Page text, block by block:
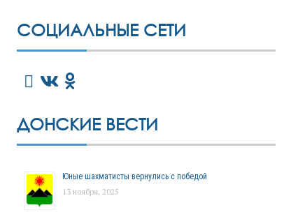
СОЦИАЛЬНЫЕ СЕТИ
ДОНСКИЕ ВЕСТИ
Юные шахматисты вернулись с победой
13 ноября, 2025